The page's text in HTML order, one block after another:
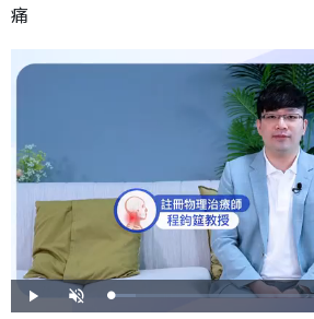
痛
播
放
開
啟
載
入